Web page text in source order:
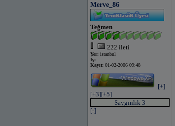
Merve_86
Teğmen
222 ileti
Yer: istanbul
İş:
Kayıt: 01-02-2006 09:48
[+]
[+3][+5]
Saygınlık 3
[-]